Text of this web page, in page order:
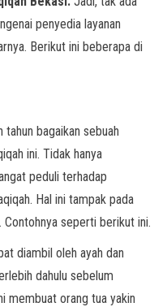
penyedia layanan
Berikut ini beberapa di
tahun bagaikan sebuah
ini. Tidak hanya
peduli terhadap
Hal ini tampak pada
Contohnya seperti berikut ini.
diambil oleh ayah dan
dahulu sebelum
membuat orang tua yakin